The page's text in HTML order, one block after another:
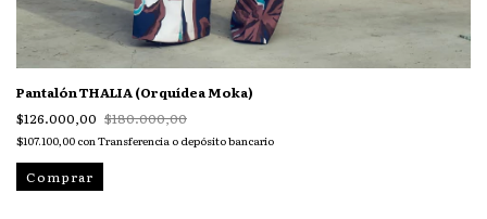
Pantalón THALIA (Orquídea Moka)
$126.000,00 $180.000,00
$107.100,00 conTransferencia o depósito bancario
Comprar